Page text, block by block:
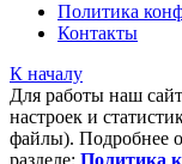
Политика
Контакты
К началу
Для работы наш
настроек и
файлы). Подробнее